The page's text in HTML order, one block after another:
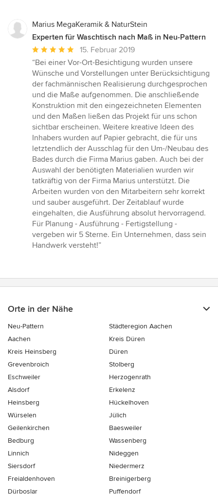
Marius MegaKeramik & NaturStein
Experten für Waschtisch nach Maß in Neu-Pattern
Durchschnittliche
Bewertung:
5
von
5
Sternen
15. Februar 2019
“Bei einer Vor-Ort-Besichtigung wurden unsere
Wünsche und Vorstellungen unter Berücksichtigung
der fachmännischen Realisierung durchgesprochen
und die Maße aufgenommen. Die anschließende
Konstruktion mit den eingezeichneten Elementen
und den Maßen ließen das Projekt für uns schon
sichtbar erscheinen. Weitere kreative Ideen des
Inhabers wurden auf Papier gebracht, die für uns
letztendlich der Ausschlag für den Um-/Neubau des
Bades durch die Firma Marius gaben. Auch bei der
Auswahl der benötigten Materialien wurden wir
tatkräftig von der Firma Marius unterstützt. Die
Arbeiten wurden von den Mitarbeitern sehr korrekt
und sauber ausgeführt. Der Zeitablauf wurde
eingehalten, die Ausführung absolut hervorragend.
Für Planung - Ausführung - Fertigstellung -
vergeben wir 5 Sterne. Ein Unternehmen, dass sein
Handwerk versteht!”
Orte in der Nähe
Neu-Pattern
Städteregion Aachen
Aachen
Kreis Düren
Kreis Heinsberg
Düren
Grevenbroich
Stolberg
Eschweiler
Herzogenrath
Alsdorf
Erkelenz
Heinsberg
Hückelhoven
Würselen
Jülich
Geilenkirchen
Baesweiler
Bedburg
Wassenberg
Linnich
Nideggen
Siersdorf
Niedermerz
Freialdenhoven
Breinigerberg
Dürboslar
Puffendorf